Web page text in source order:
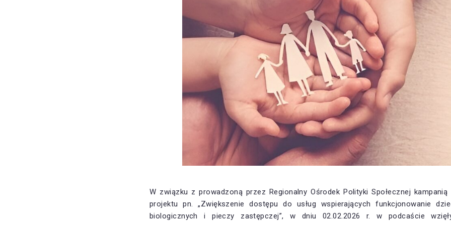
W związku z prowadzoną przez Regionalny Ośrodek Polityki Społecznej
projektu pn. „Zwiększenie dostępu do usług wspierających funkcjonowanie
biologicznych i pieczy zastępczej”, w dniu 02.02.2026 r. w podcaście